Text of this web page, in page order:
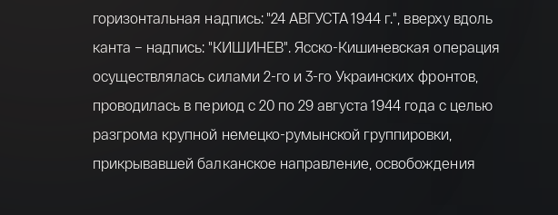
горизонтальная надпись: "24 АВГУСТА 1944 г.", вверху вдоль
канта – надпись: "КИШИНЕВ". Ясско-Кишиневская операция
осуществлялась силами 2-го и 3-го Украинских фронтов,
проводилась в период с 20 по 29 августа 1944 года с целью
разгрома крупной немецко-румынской группировки,
прикрывавшей балканское направление, освобождения